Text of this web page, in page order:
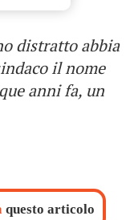
distratto abbia
il nome
anni fa, un
questo articolo